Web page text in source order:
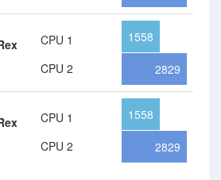
CPU 1
CPU 2
1558
2829
CPU 1
CPU 2
1558
2829